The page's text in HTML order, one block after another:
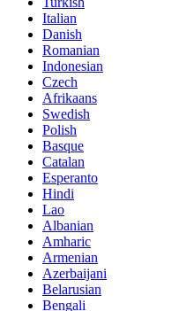
Italian
Danish
Romanian
Indonesian
Czech
Afrikaans
Swedish
Polish
Basque
Catalan
Esperanto
Hindi
Lao
Albanian
Amharic
Armenian
Azerbaijani
Belarusian
Bengali